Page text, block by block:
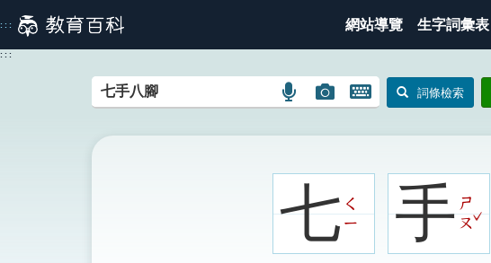
到
主
::: 網站導覽 生字詞彙表
:::
語
搜
圖
圖
搜
圖
示
開
鍵
圖
詞條檢索
七ㄑ
ㄧ
手ㄕ
ㄡ
ˇ